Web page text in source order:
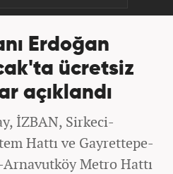
Erdoğan
ücretsiz
açıklandı
İZBAN, Sirkeci-
Hattı ve Gayrettepe-
Metro Hattı